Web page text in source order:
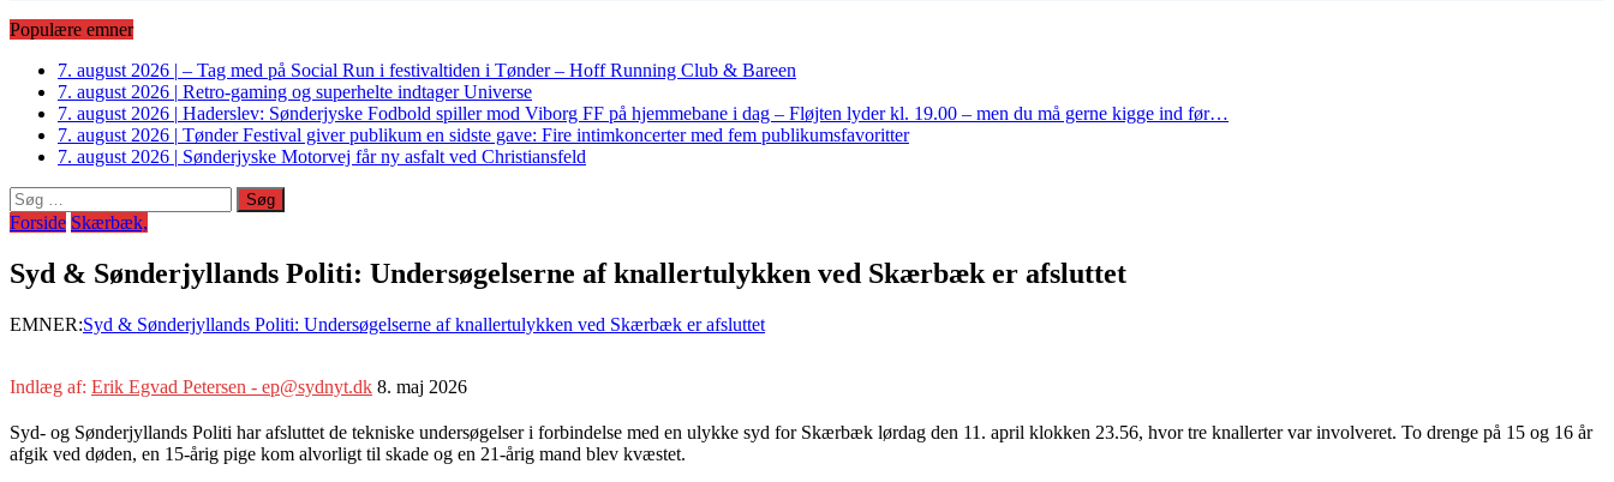
Populære emner
7. august 2026 | – Tag med på Social Run i festivaltiden i Tønder – Hoff Running Club & Bareen
7. august 2026 | Retro-gaming og superhelte indtager Universe
7. august 2026 | Haderslev: Sønderjyske Fodbold spiller mod Viborg FF på hjemmebane i dag – Fløjten lyder kl. 19.00 – men du må gerne kigge ind før…
7. august 2026 | Tønder Festival giver publikum en sidste gave: Fire intimkoncerter med fem publikumsfavoritter
7. august 2026 | Sønderjyske Motorvej får ny asfalt ved Christiansfeld
Søg
efter:
Forside Skærbæk,
Syd & Sønderjyllands Politi: Undersøgelserne af knallertulykken ved Skærbæk er afsluttet
EMNER:Syd & Sønderjyllands Politi: Undersøgelserne af knallertulykken ved Skærbæk er afsluttet
Indlæg af: Erik Egvad Petersen - ep@sydnyt.dk 8. maj 2026
Syd- og Sønderjyllands Politi har afsluttet de tekniske undersøgelser i forbindelse med en ulykke syd for Skærbæk lørdag den 11. april klokken 23.56, hvor tre knallerter var involveret. To drenge på 15 og 16 år
afgik ved døden, en 15-årig pige kom alvorligt til skade og en 21-årig mand blev kvæstet.